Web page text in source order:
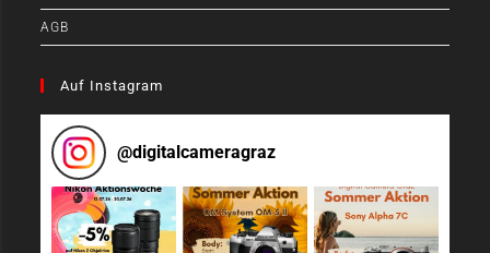
AGB
Auf Instagram
@digitalcameragraz